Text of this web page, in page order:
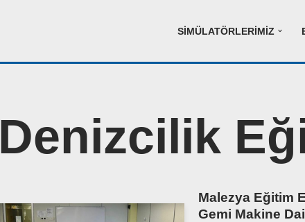
SIMÜLATÖRLERIMIZ
Denizcilik
Malezya Eğitim
Gemi Makine